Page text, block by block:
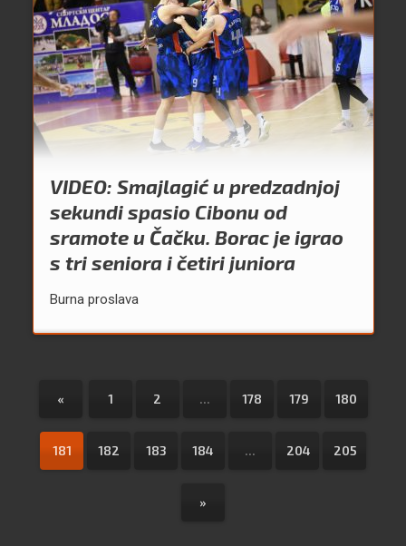
VIDEO: Smajlagić u predzadnjoj
sekundi spasio Cibonu od
sramote u Čačku. Borac je igrao
s tri seniora i četiri juniora
Burna proslava
« 1 2 ... 178 179 180
181 182 183 184 ... 204 205
»